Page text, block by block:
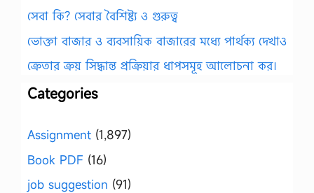
সেবা কি? সেবার বৈশিষ্ট্য ও গুরুত্ব
ভোক্তা বাজার ও ব্যবসায়িক বাজারের মধ্যে পার্থক্য দেখাও
ক্রেতার ক্রয় সিদ্ধান্ত প্রক্রিয়ার ধাপসমূহ আলোচনা কর।
Categories
Assignment (1,897)
Book PDF (16)
job suggestion (91)